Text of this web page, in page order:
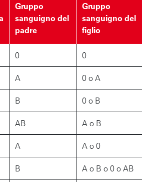
Gruppo
sanguigno del
padre
Gruppo
sanguigno del
figlio
0 0
A 0 o A
B 0 o B
AB A o B
A A o 0
B A o B o 0 o AB